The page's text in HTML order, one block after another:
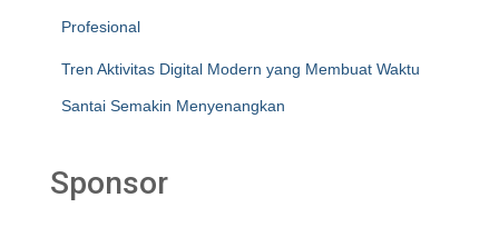
Profesional
Tren Aktivitas Digital Modern yang Membuat Waktu
Santai Semakin Menyenangkan
Sponsor